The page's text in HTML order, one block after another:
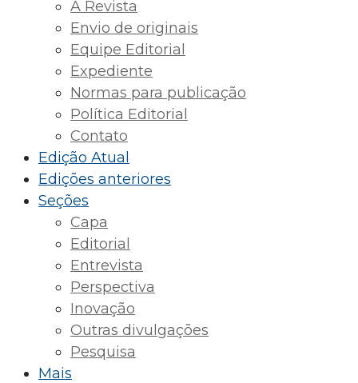
A Revista
Envio de originais
Equipe Editorial
Expediente
Normas para publicação
Política Editorial
Contato
Edição Atual
Edições anteriores
Seções
Capa
Editorial
Entrevista
Perspectiva
Inovação
Outras divulgações
Pesquisa
Mais